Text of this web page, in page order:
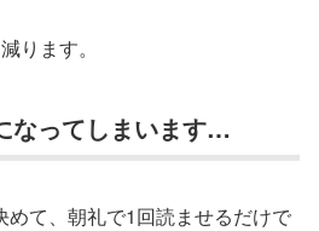
ります。
なってしまいます…
めて、朝礼で1回読ませるだけで